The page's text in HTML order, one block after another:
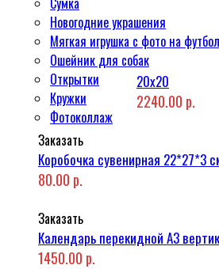
Новогодние украшения
Мягкая игрушка с фото на
Ошейник для собак
Открытки
Кружки
Фотоколлаж
20x20
2240.00 р.
Заказать
Коробочка сувенирная 22*27*3
80.00 р.
Заказать
Календарь перекидной А3
1450.00 р.